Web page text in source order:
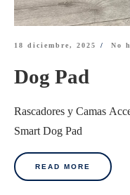
18 diciembre, 2025 No
Dog Pad
Rascadores y Camas
Smart Dog Pad
READ MORE